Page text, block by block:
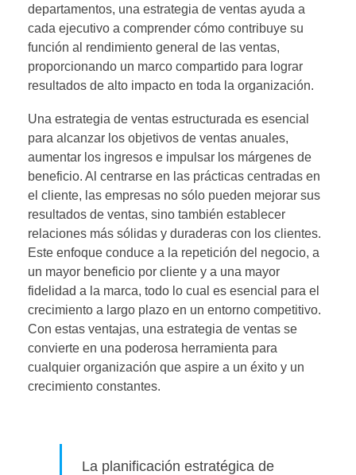
departamentos, una estrategia de ventas ayuda a
cada ejecutivo a comprender cómo contribuye su
función al rendimiento general de las ventas,
proporcionando un marco compartido para lograr
resultados de alto impacto en toda la organización.
Una estrategia de ventas estructurada es esencial
para alcanzar los objetivos de ventas anuales,
aumentar los ingresos e impulsar los márgenes de
beneficio. Al centrarse en las prácticas centradas en
el cliente, las empresas no sólo pueden mejorar sus
resultados de ventas, sino también establecer
relaciones más sólidas y duraderas con los clientes.
Este enfoque conduce a la repetición del negocio, a
un mayor beneficio por cliente y a una mayor
fidelidad a la marca, todo lo cual es esencial para el
crecimiento a largo plazo en un entorno competitivo.
Con estas ventajas, una estrategia de ventas se
convierte en una poderosa herramienta para
cualquier organización que aspire a un éxito y un
crecimiento constantes.
La planificación estratégica de